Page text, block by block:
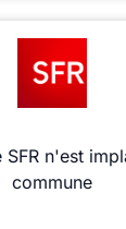
SFR n'est
commune